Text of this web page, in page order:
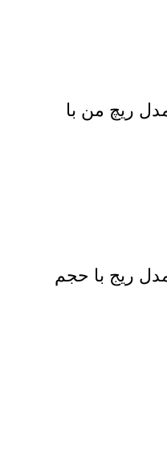
مدل ریچ من با
مدل ریج با حجم